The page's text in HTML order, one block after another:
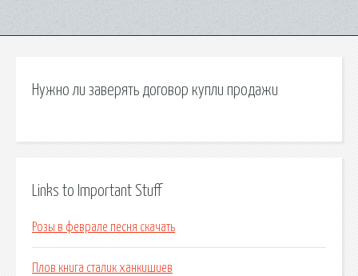
Нужно ли заверять договор купли продажи
Links to Important Stuff
Розы в феврале песня скачать
Плов книга сталик ханкишиев